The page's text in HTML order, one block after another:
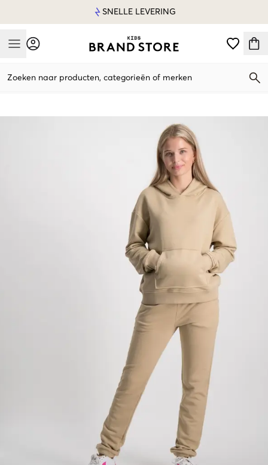
SNELLE LEVERING
Mobile Menu
Zoeken naar producten, categorieën of merken